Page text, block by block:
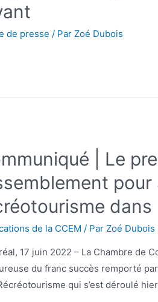
de presse / ParZoé Dubois
| Le
pour
dans
de la CCEM / ParZoé Dubois
17 juin 2022 – La Chambre de
du franc succès remporté
qui s’est déroulé